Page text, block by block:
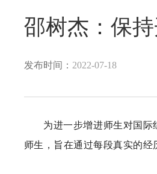
邵树杰：保
发布时间： 2022-07-18
为进一步增进师生对国
师生，旨在通过每段真实的经